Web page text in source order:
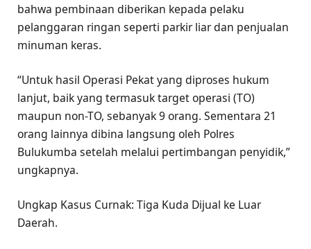
bahwa pembinaan diberikan kepada pelaku
pelanggaran ringan seperti parkir liar dan penjualan
minuman keras.
“Untuk hasil Operasi Pekat yang diproses hukum
lanjut, baik yang termasuk target operasi (TO)
maupun non-TO, sebanyak 9 orang. Sementara 21
orang lainnya dibina langsung oleh Polres
Bulukumba setelah melalui pertimbangan penyidik,”
ungkapnya.
Ungkap Kasus Curnak: Tiga Kuda Dijual ke Luar
Daerah.